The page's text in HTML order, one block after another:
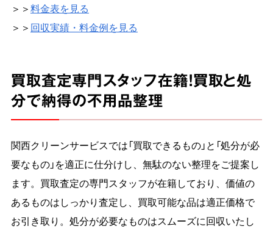
＞＞料金表を見る
＞＞ 回収実績・料金例を見る
買取査定専門スタッフ在籍！買取と処
分で納得の不用品整理
関西クリーンサービスでは「買取できるもの」と「処分が必
要なもの」を適正に仕分けし、無駄のない整理をご提案し
ます。買取査定の専門スタッフが在籍しており、価値の
あるものはしっかり査定し、買取可能な品は適正価格で
お引き取り。処分が必要なものはスムーズに回収いたし